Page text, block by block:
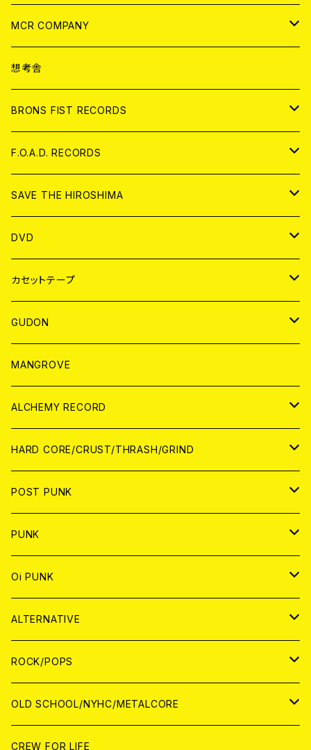
ANALOG
CD
ANALOG
MCR COMPANY
CD
アパレル
ANALOG
想考舎
BRONS FIST RECORDS
CD
ANALOG
F.O.A.D. RECORDS
CD
ANALOG
SAVE THE HIROSHIMA
アパレル
BADGE
DVD
JAPAN
WORLD
カセットテープ
JAPAN
WORLD
GUDON
アパレル
PATCH
アナログ
DIGITAL CONTENTS
MANGROVE
ALCHEMY RECORD
CD
ANALOG
HARD CORE/CRUST/THRASH/GRIND
JAPAN
CD
ANALOG
WORLD
CD
ANALOG
POST PUNK
CD
JAPAN
WORLD
ANALOG
JAPAN
WORLD
PUNK
JAPAN
CD
ANALOG
WORLD
CD
ANALOG
Oi PUNK
JAPAN
CD
ANALOG
WOLRD
CD
ANALOG
ALTERNATIVE
JAPAN
CD
ANALOG
WORLD
CD
ROCK/POPS
JAPAN
CD
WORLD
OLD SCHOOL/NYHC/METALCORE
JAPAN
CREW FOR LIFE